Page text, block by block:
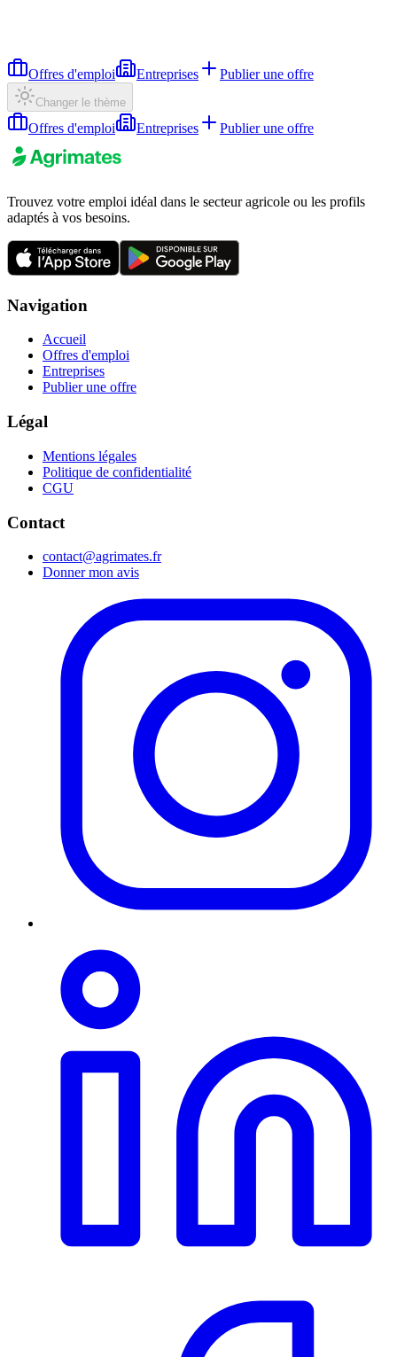
Offres d'emploi Entreprises Publier une offre
Changer le thème
Offres d'emploi Entreprises Publier une offre
Trouvez votre emploi idéal dans le secteur agricole ou les profils
adaptés à vos besoins.
Navigation
Accueil
Offres d'emploi
Entreprises
Publier une offre
Légal
Mentions légales
Politique de confidentialité
CGU
Contact
contact@agrimates.fr
Donner mon avis